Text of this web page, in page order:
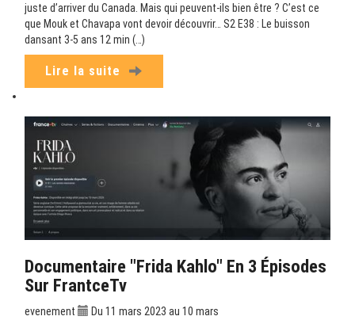
juste d’arriver du Canada. Mais qui peuvent-ils bien être ? C’est ce
que Mouk et Chavapa vont devoir découvrir… S2 E38 : Le buisson
dansant 3-5 ans 12 min (…)
Lire la suite
Documentaire "Frida Kahlo" En 3 Épisodes
Sur FrantceTv
evenement
Du 11 mars 2023 au 10 mars